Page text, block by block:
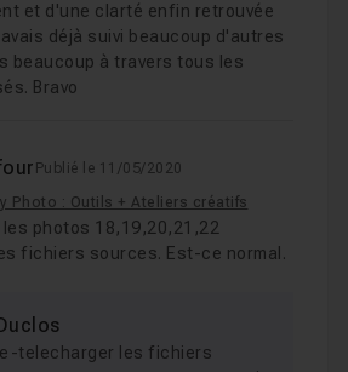
et d'une clarté enfin retrouvée
déjà suivi beaucoup d'autres
beaucoup à travers tous les
Bravo
Publié le 11/05/2020
Photo : Outils + Ateliers créatifs
photos 18,19,20,21,22
fichiers sources. Est-ce normal.
telecharger les fichiers